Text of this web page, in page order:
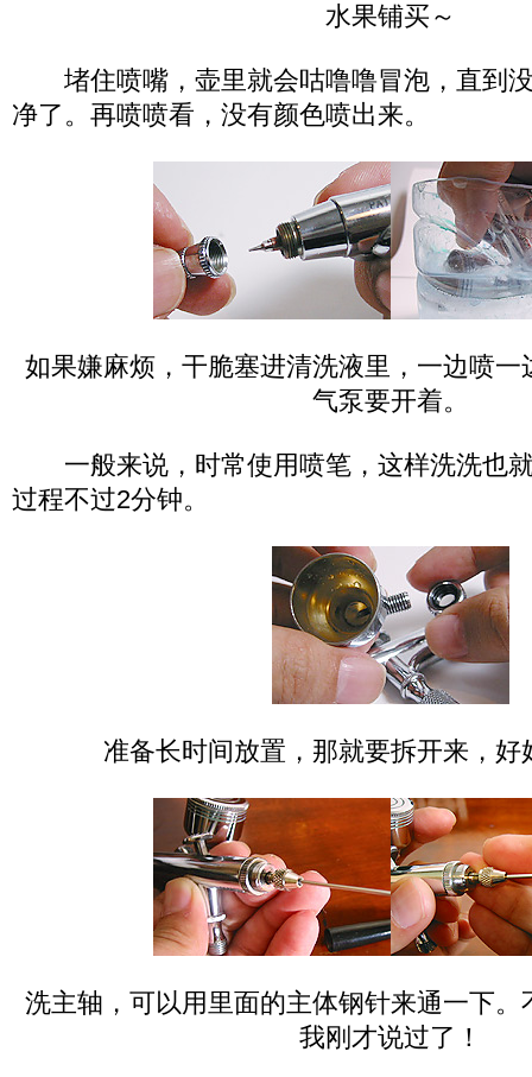
水果铺买～
堵住喷嘴，壶里就会咕噜噜冒泡，直到
净了。再喷喷看，没有颜色喷出来。
如果嫌麻烦，干脆塞进清洗液里，一边喷一
气泵要开着。
一般来说，时常使用喷笔，这样洗洗也
过程不过2分钟。
准备长时间放置，那就要拆开来，好
洗主轴，可以用里面的主体钢针来通一下。
我刚才说过了！